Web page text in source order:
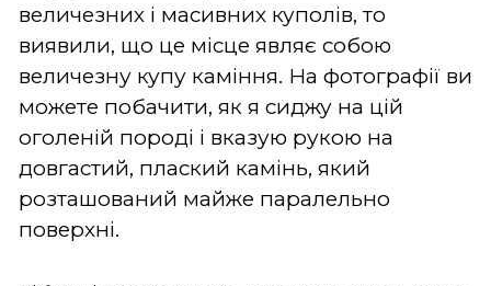
величезних і масивних куполів, то
виявили, що це місце являє собою
величезну купу каміння. На фотографії ви
можете побачити, як я сиджу на цій
оголеній породі і вказую рукою на
довгастий, плаский камінь, який
розташований майже паралельно
поверхні.